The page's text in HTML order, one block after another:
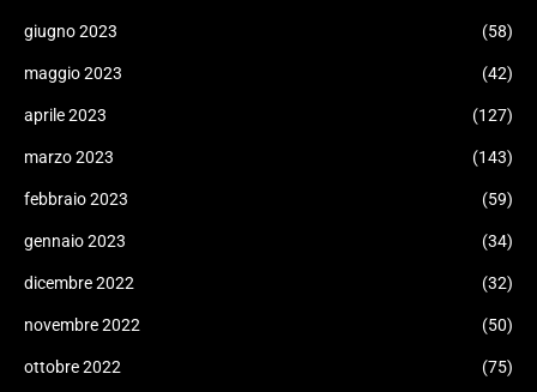
giugno 2023 (58)
maggio 2023 (42)
aprile 2023 (127)
marzo 2023 (143)
febbraio 2023 (59)
gennaio 2023 (34)
dicembre 2022 (32)
novembre 2022 (50)
ottobre 2022 (75)